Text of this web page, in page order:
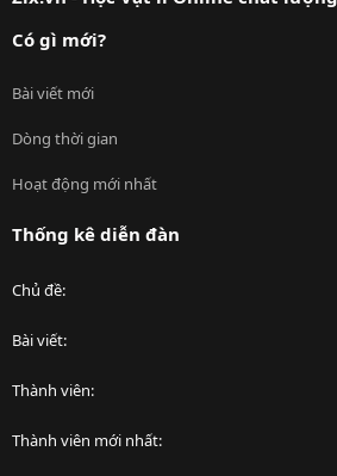
Có gì mới?
Bài viết mới
Dòng thời gian
Hoạt động mới nhất
Thống kê diễn đàn
Chủ đề
Bài viết
Thành viên
Thành viên mới nhất